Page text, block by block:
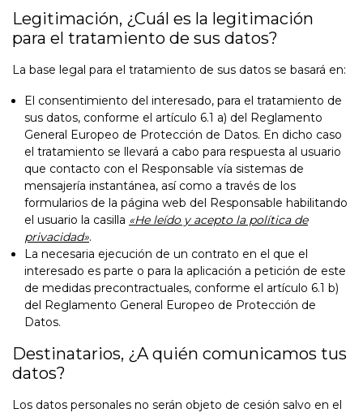
Legitimación, ¿Cuál es la legitimación
para el tratamiento de sus datos?
La base legal para el tratamiento de sus datos se basará en:
El consentimiento del interesado, para el tratamiento de
sus datos, conforme el artículo 6.1 a) del Reglamento
General Europeo de Protección de Datos. En dicho caso
el tratamiento se llevará a cabo para respuesta al usuario
que contacto con el Responsable vía sistemas de
mensajería instantánea, así como a través de los
formularios de la página web del Responsable habilitando
el usuario la casilla «He leído y acepto la política de
privacidad».
La necesaria ejecución de un contrato en el que el
interesado es parte o para la aplicación a petición de este
de medidas precontractuales, conforme el artículo 6.1 b)
del Reglamento General Europeo de Protección de
Datos.
Destinatarios, ¿A quién comunicamos tus
datos?
Los datos personales no serán objeto de cesión salvo en el